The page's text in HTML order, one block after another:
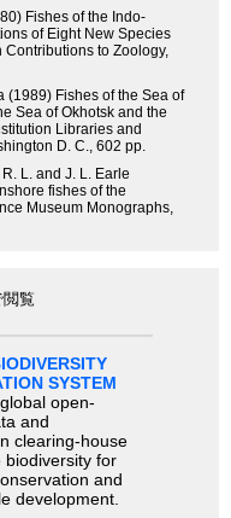
Fishes of the Indo-
of Eight New Species
to Zoology,
(1989) Fishes of the Sea of
Sea of Okhotsk and the
Libraries and
D. C., 602 pp.
L. and J. L. Earle
fishes of the
Museum Monographs,
覧
SYSTEM
open-
and
clearing-house
biodiversity for
and
development.